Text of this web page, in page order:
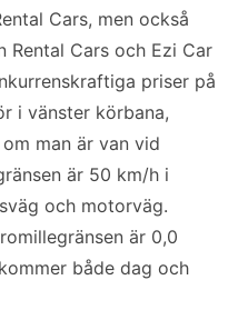
Cars, men också
Rental Cars och Ezi Car
priser på
i vänster körbana,
man är van vid
är 50 km/h i
och motorväg.
är 0,0
både dag och